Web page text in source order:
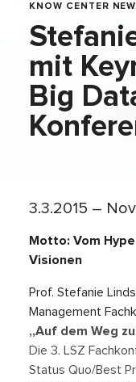
KNOW CENTER
mit
Big
3.3.2015 –
Motto: Vom
Visionen
Prof. Stefanie
Management
„Auf dem Weg
Die 3. LSZ
Status Quo/Best